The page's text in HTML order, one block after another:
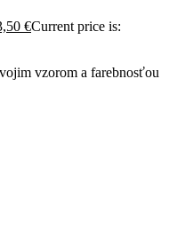
€Current price is:
vzorom a farebnosťou